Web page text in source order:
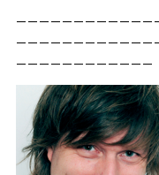
____________